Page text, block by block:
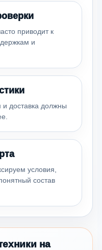
приводит к
и
и доставка должны
условия,
состав
на